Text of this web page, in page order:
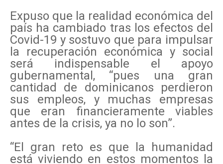
Expuso que la realidad económica del
país ha cambiado tras los efectos del
Covid-19 y sostuvo que para impulsar
la recuperación económica y social
será indispensable el apoyo
gubernamental, “pues una gran
cantidad de dominicanos perdieron
sus empleos, y muchas empresas
que eran financieramente viables
antes de la crisis, ya no lo son”.
“El gran reto es que la humanidad
está viviendo en estos momentos la